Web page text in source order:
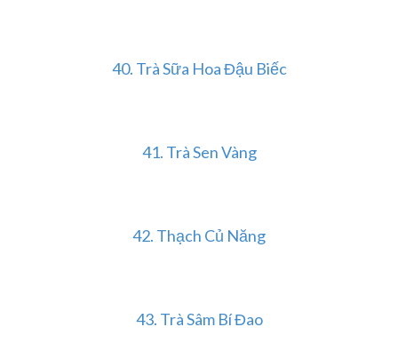
40. Trà Sữa Hoa Đậu Biếc
41. Trà Sen Vàng
42. Thạch Củ Năng
43. Trà Sâm Bí Đao